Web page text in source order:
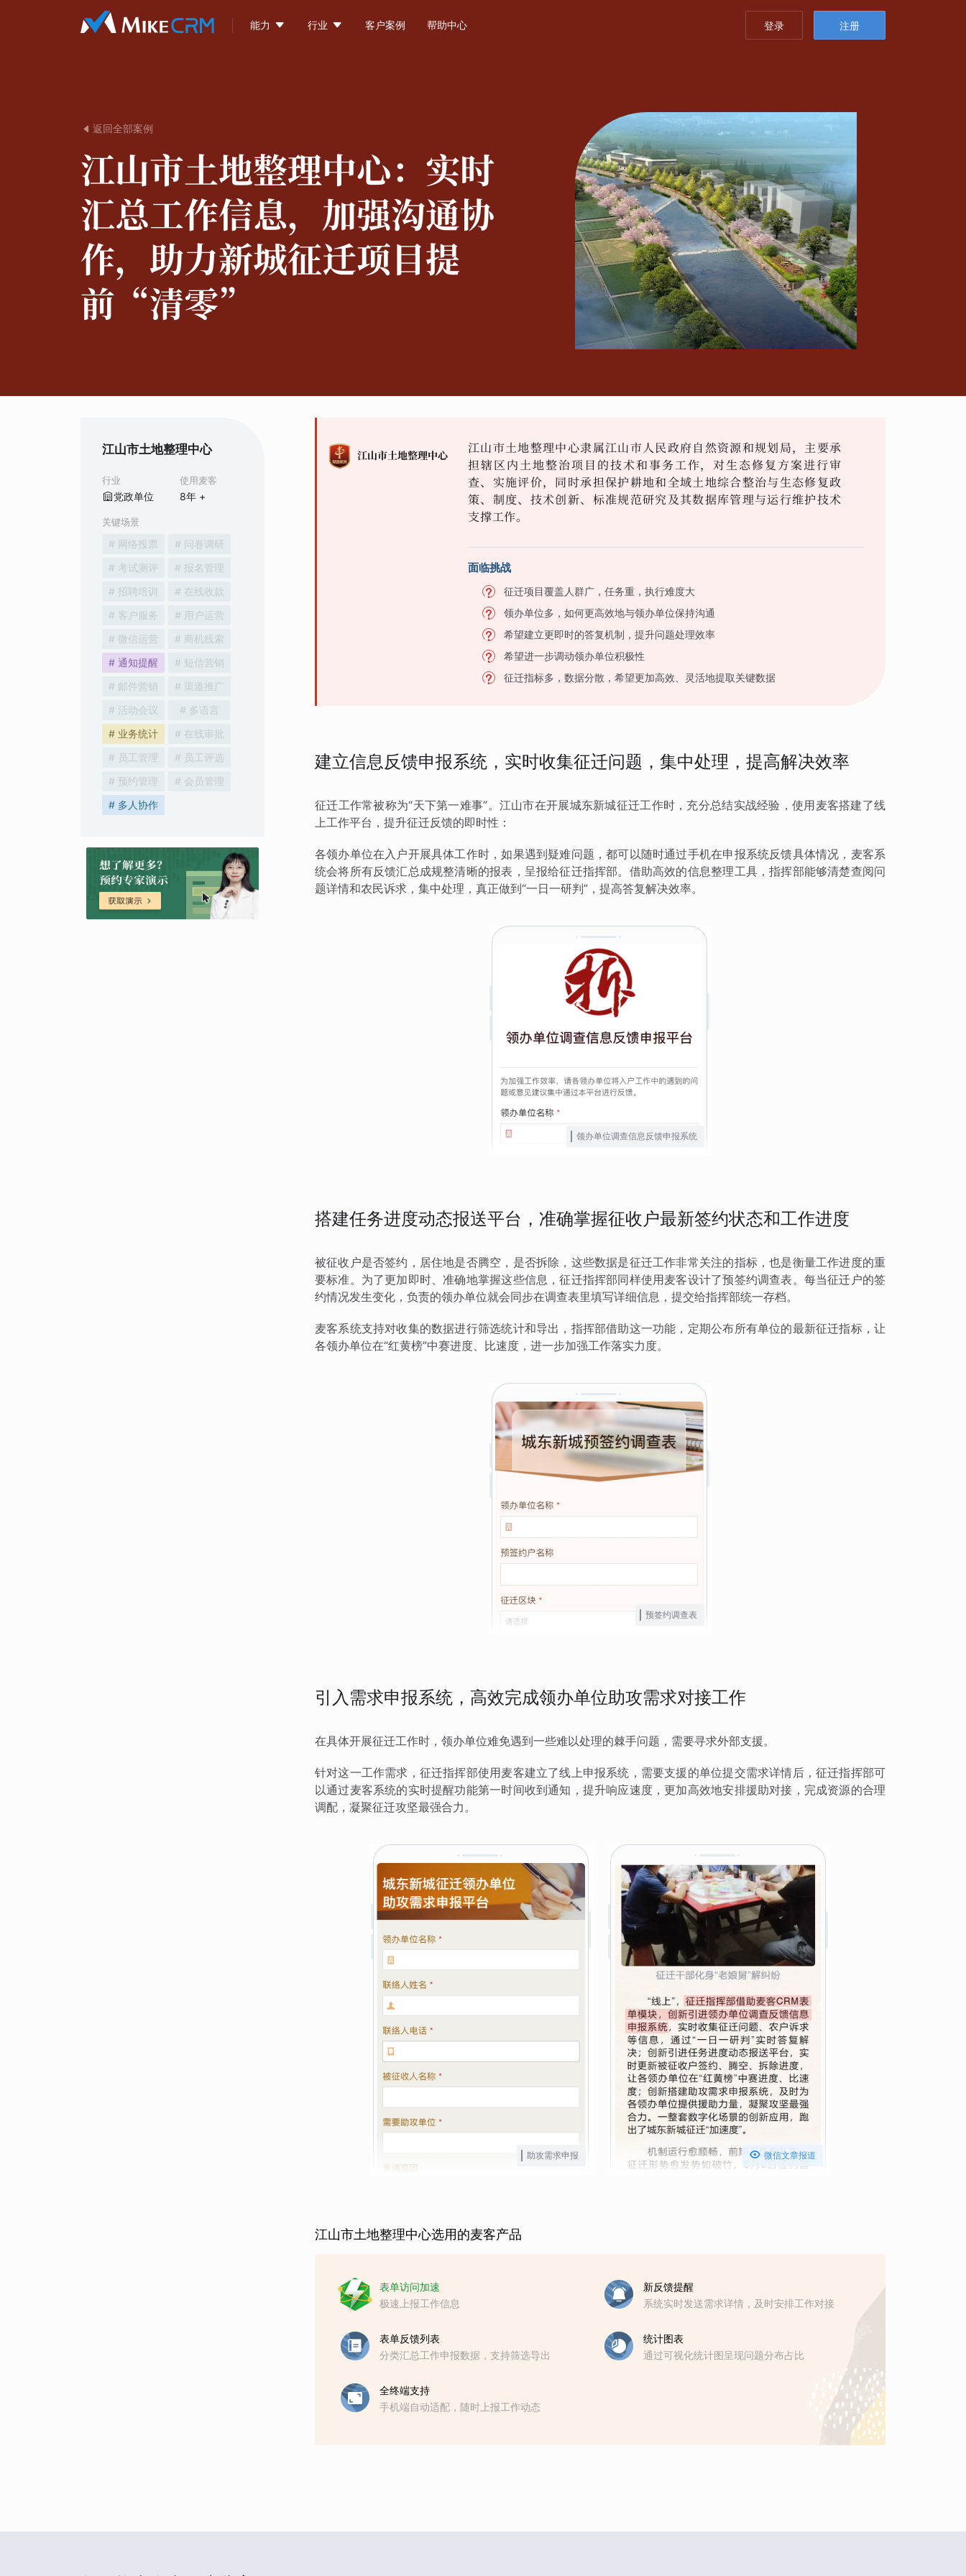
能力  行业  客户案例 帮助中心 登录 注册
 返回全部案例
江山市土地整理中心： 实时
汇总工作信息，加强沟通协
作，助力新城征迁项目提
前“清零”
江山市土地整理中心
行业
党政单位
使用麦客
8年 +
关键场景
# 网络投票
# 问卷调研
# 考试测评
# 报名管理
# 招聘培训
# 在线收款
# 客户服务
# 用户运营
# 微信运营
# 商机线索
# 通知提醒
# 短信营销
# 邮件营销
# 渠道推广
# 活动会议
# 多语言
# 业务统计
# 在线审批
# 员工管理
# 员工评选
# 预约管理
# 会员管理
# 多人协作
江山市土地整理中心隶属江山市人民政府自然资源和规划局，主要承
担辖区内土地整治项目的技术和事务工作，对生态修复方案进行审
查、实施评价，同时承担保护耕地和全域土地综合整治与生态修复政
策、制度、技术创新、标准规范研究及其数据库管理与运行维护技术
支撑工作。
面临挑战
征迁项目覆盖人群广，任务重，执行难度大
领办单位多，如何更高效地与领办单位保持沟通
希望建立更即时的答复机制，提升问题处理效率
希望进一步调动领办单位积极性
征迁指标多，数据分散，希望更加高效、灵活地提取关键数据
建立信息反馈申报系统，实时收集征迁问题，集中处理，提高解决效率
征迁工作常被称为“天下第一难事”。江山市在开展城东新城征迁工作时，充分总结实战经验，使用麦客搭建了线
上工作平台，提升征迁反馈的即时性：
各领办单位在入户开展具体工作时，如果遇到疑难问题，都可以随时通过手机在申报系统反馈具体情况，麦客系
统会将所有反馈汇总成规整清晰的报表，呈报给征迁指挥部。借助高效的信息整理工具，指挥部能够清楚查阅问
题详情和农民诉求，集中处理，真正做到“一日一研判”，提高答复解决效率。
领办单位调查信息反馈申报系统
搭建任务进度动态报送平台，准确掌握征收户最新签约状态和工作进度
被征收户是否签约，居住地是否腾空，是否拆除，这些数据是征迁工作非常关注的指标，也是衡量工作进度的重
要标准。为了更加即时、准确地掌握这些信息，征迁指挥部同样使用麦客设计了预签约调查表。每当征迁户的签
约情况发生变化，负责的领办单位就会同步在调查表里填写详细信息，提交给指挥部统一存档。
麦客系统支持对收集的数据进行筛选统计和导出，指挥部借助这一功能，定期公布所有单位的最新征迁指标，让
各领办单位在“红黄榜”中赛进度、比速度，进一步加强工作落实力度。
预签约调查表
引入需求申报系统，高效完成领办单位助攻需求对接工作
在具体开展征迁工作时，领办单位难免遇到一些难以处理的棘手问题，需要寻求外部支援。
针对这一工作需求，征迁指挥部使用麦客建立了线上申报系统，需要支援的单位提交需求详情后，征迁指挥部可
以通过麦客系统的实时提醒功能第一时间收到通知，提升响应速度，更加高效地安排援助对接，完成资源的合理
调配，凝聚征迁攻坚最强合力。
助攻需求申报  微信文章报道
江山市土地整理中心选用的麦客产品
表单访问加速
极速上报工作信息
新反馈提醒
系统实时发送需求详情，及时安排工作对接
表单反馈列表
分类汇总工作申报数据，支持筛选导出
统计图表
通过可视化统计图呈现问题分布占比
全终端支持
手机端自动适配，随时上报工作动态